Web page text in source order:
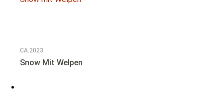
CA.2023
Snow Mit Welpen